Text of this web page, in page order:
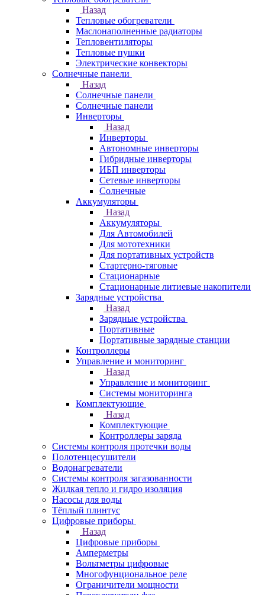
Назад
Тепловые обогреватели
Маслонаполненные радиаторы
Тепловентиляторы
Тепловые пушки
Электрические конвекторы
Солнечные панели
Назад
Солнечные панели
Солнечные панели
Инверторы
Назад
Инверторы
Автономные инверторы
Гибридные инверторы
ИБП инверторы
Сетевые инверторы
Солнечные
Аккумуляторы
Назад
Аккумуляторы
Для Автомобилей
Для мототехники
Для портативных устройств
Стартерно-тяговые
Стационарные
Стационарные литиевые накопители
Зарядные устройства
Назад
Зарядные устройства
Портативные
Портативные зарядные станции
Контроллеры
Управление и мониторинг
Назад
Управление и мониторинг
Системы мониторинга
Комплектующие
Назад
Комплектующие
Контроллеры заряда
Системы контроля протечки воды
Полотенцесушители
Водонагреватели
Системы контроля загазованности
Жидкая тепло и гидро изоляция
Насосы для воды
Тёплый плинтус
Цифровые приборы
Назад
Цифровые приборы
Амперметры
Вольтметры цифровые
Многофунциональное реле
Ограничители мощности